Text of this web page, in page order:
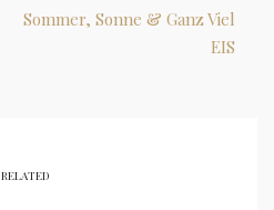
Sommer, Sonne & Ganz Viel
EIS
RELATED